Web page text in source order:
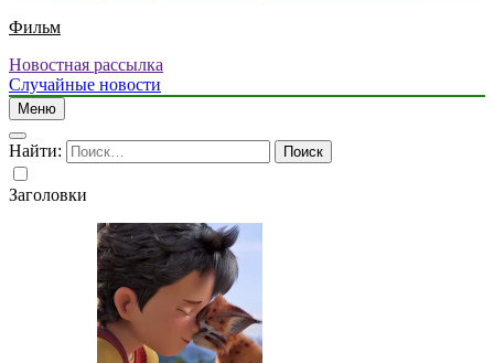
Фильм
Новостная рассылка
Случайные новости
Меню
Найти:
Заголовки